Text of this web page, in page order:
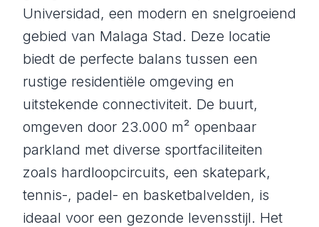
Universidad, een modern en snelgroeiend
gebied van Malaga Stad. Deze locatie
biedt de perfecte balans tussen een
rustige residentiële omgeving en
uitstekende connectiviteit. De buurt,
omgeven door 23.000 m² openbaar
parkland met diverse sportfaciliteiten
zoals hardloopcircuits, een skatepark,
tennis-, padel- en basketbalvelden, is
ideaal voor een gezonde levensstijl. Het